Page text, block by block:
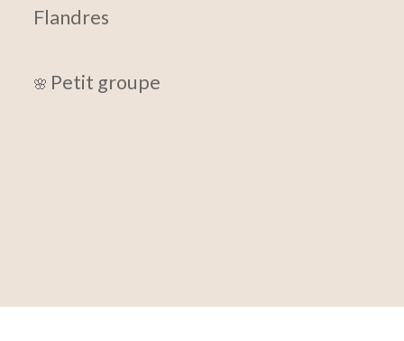
Flandres
🌸 Petit groupe